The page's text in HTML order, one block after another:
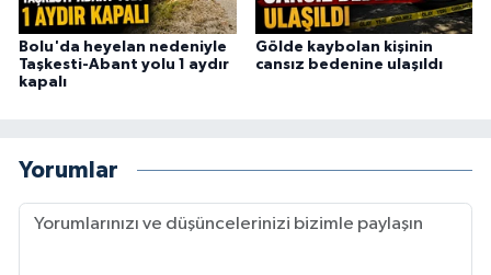
Bolu'da heyelan nedeniyle
Taşkesti-Abant yolu 1 aydır
kapalı
Gölde kaybolan kişinin
cansız bedenine ulaşıldı
Yorumlar